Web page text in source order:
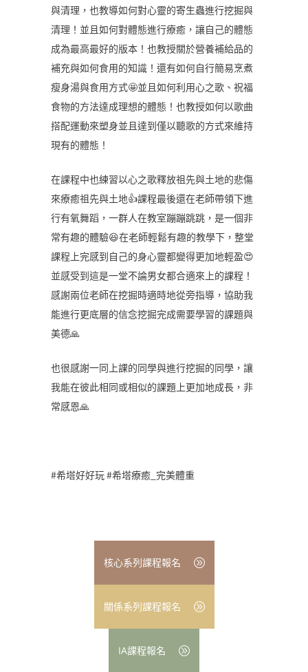
與清理，也教導如何對心靈的寄生蟲進行挖掘與
清理！並且如何對體態進行療癒，讓自己的體態
成為最高最好的版本！也教授關於營養補給品的
補充與如何食用的知識！還有如何自行簡易烹煮
瘦身湯與食用方式🤩並且如何利用心之歌、祝福
食物的方法達成理想的體態！也教授如何以歌曲
搭配運動來塑身並且達到僅以聽歌的方式來維持
現有的體態！
在課程中也練習以心之歌釋放祖先與土地的悲傷
來療癒祖先與土地👍課程最後還在老師帶領下進
行有氧舞蹈，一群人在教室蹦蹦跳跳，是一個非
常有趣的體驗😆在老師輕鬆有趣的教學下，整堂
課程上完感到自己的身心靈都變得更加地輕盈😍
並感受到這是一堂不論男女都合適來上的課程！
感謝兩位老師在挖掘時適時地從旁指導，協助我
能進行更底層的信念挖掘完成需要學習的課題與
美德🙏
也很感謝一同上課的同學與進行挖掘的同學，讓
我能在彼此相同或相似的課題上更加地成長，非
常感恩🙏
#希塔好好玩 #希塔療癒_完美體重
核心系列課程報名
關係系列課程報名
IA課程報名